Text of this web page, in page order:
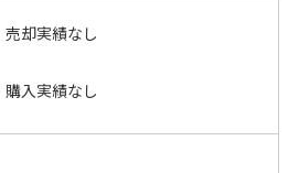
売却実績なし
購入実績なし